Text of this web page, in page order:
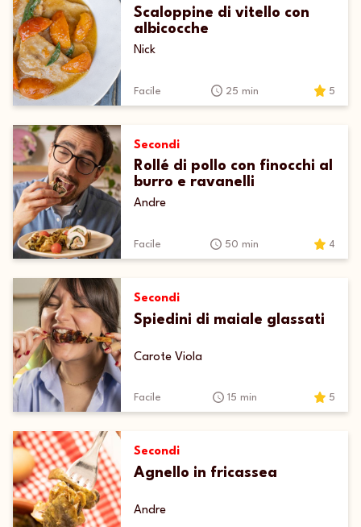
Scaloppine di vitello con
albicocche
Nick
Facile 25 min 5
Secondi
Rollé di pollo con finocchi al
burro e ravanelli
Andre
Facile 50 min 4
Secondi
Spiedini di maiale glassati
Carote Viola
Facile 15 min 5
Secondi
Agnello in fricassea
Andre